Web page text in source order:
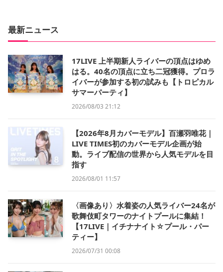
最新ニュース
17LIVE 上半期新人ライバーの頂点はゆめ
はる。40名の頂点に立ち二冠獲得。プロラ
イバーが参加する初の試みも【トロピカル
サマーパーティ】
2026/08/03 21:12
【2026年8月カバーモデル】百瀬羽唯花｜
LIVE TIMES初のカバーモデル企画が始
動。ライブ配信の世界から人気モデルを目
指す
2026/08/01 11:57
〈画像あり〉水着姿の人気ライバー24名が
歌舞伎町タワーのナイトプールに集結！
【17LIVE｜イチナナイト☆プール・パー
ティー】
2026/07/31 00:08